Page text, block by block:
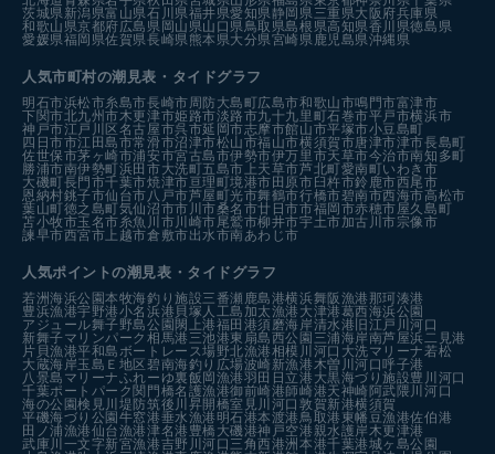
茨城県 新潟県富山県石川県福井県愛知県静岡県 三重県大阪府兵庫県
和歌山県京都府広島県 岡山県山口県 鳥取県島根県高知県香川県徳島県
愛媛県福岡県佐賀県長崎県 熊本県大分県宮崎県 鹿児島県沖縄県
人気市町村の潮見表・タイドグラフ
明石市浜松市糸島市長崎市 周防大島町広島市和歌山市鳴門市富津市
下関市北九州市木更津市姫路市淡路市九十九里町石巻市平戸市横浜市
神戸市江戸川区名古屋市呉市延岡市志摩市館山市平塚市小豆島町
四日市市江田島市常滑市沼津市松山市福山市横須賀市唐津市津市長島町
佐世保市茅ヶ崎市浦安市宮古島市伊勢市伊万里市天草市今治市南知多町
勝浦市南伊勢町浜田市大洗町五島市 上天草市芦北町愛南町いわき市
大磯町長門市千葉市焼津市亘理町境港市田原市臼杵市鈴鹿市西尾市
恩納村銚子市仙台市 八戸市芦屋町光市舞鶴市行橋市碧南市西海市高松市
葉山町徳之島町気仙沼市市川市桑名市廿日市市福岡市赤穂市屋久島町
苫小牧市玉名市糸魚川市 川崎市尾鷲市柳井市宇土市加古川市宗像市
諫早市西宮市 上越市倉敷市出水市南あわじ市
人気ポイントの潮見表・タイドグラフ
若洲海浜公園本牧海釣り施設三番瀬 鹿島港横浜舞阪漁港 那珂湊港
豊浜漁港宇野港小名浜港 貝塚人工島 加太漁港 大津港葛西海浜公園
アジュール舞子野島公園閖上港福田港須磨海岸清水港 旧江戸川河口
新舞子マリンパーク 相馬港 三池港東扇島西公園 三浦海岸南芦屋浜 二見港
片貝漁港平和島ボートレース場野北漁港相模川河口 大洗マリーナ 若松
大蔵海岸玉島Ｅ地区碧南海釣り広場波崎新漁港 木曽川河口呼子港
八景島マリーナふれーゆ裏飯岡漁港羽田 日立港 大黒海づり施設豊川河口
千葉ポートパーク関門橋名護漁港御前崎港師崎港天神崎阿武隈川河口
海の公園検見川堤防筑後川昇開橋室見川河口敦賀新港横須賀
平磯海づり公園牛窓港垂水漁港 明石港本渡港 鳥取港 東幡豆漁港佐伯港
田ノ浦漁港仙台漁港津名港 豊橋 大磯港神戸空港親水護岸 木更津港
武庫川一文字新宮漁港吉野川河口 三角西港洲本港千葉港城ヶ島公園